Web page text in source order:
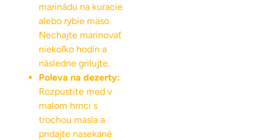
marinádu na kuracie
alebo rybie mäso.
Nechajte marinovať
niekoľko hodín a
následne grilujte.
Poleva na dezerty:
Rozpustite med v
malom hrnci s
trochou masla a
pridajte nasekané